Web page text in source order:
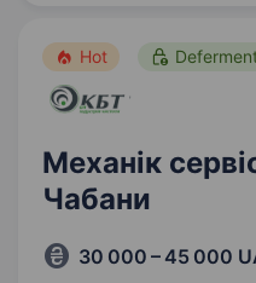
Hot
Механік
Чабани
30 000 – 45 000